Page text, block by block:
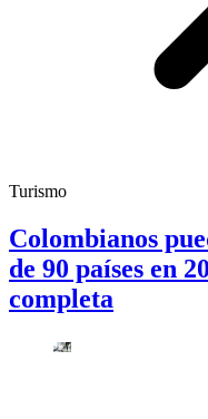
Turismo
Colombianos
de 90 países en
completa